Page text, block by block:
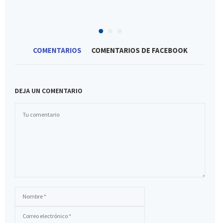
COMENTARIOS COMENTARIOS DE FACEBOOK
DEJA UN COMENTARIO